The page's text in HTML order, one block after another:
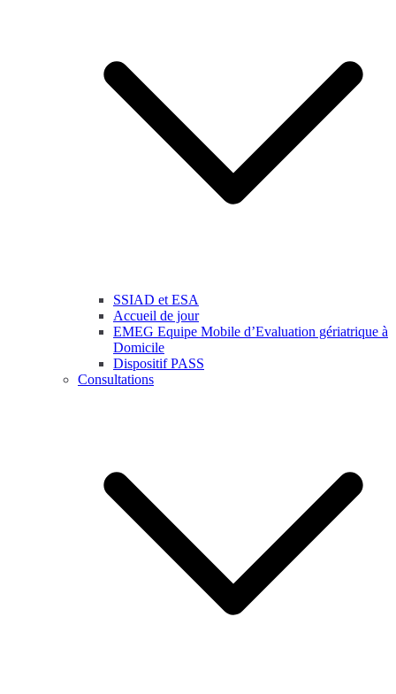
SSIAD et ESA
Accueil de jour
EMEG Equipe Mobile d’Evaluation gériatrique à
Domicile
Dispositif PASS
Consultations